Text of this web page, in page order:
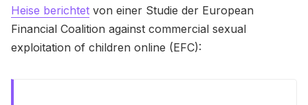
Heise berichtet von einer Studie der European
Financial Coalition against commercial sexual
exploitation of children online (EFC):